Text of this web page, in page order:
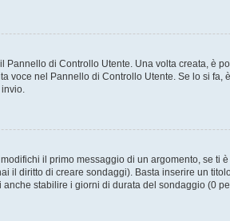
di Controllo Utente. Una volta creata, è
voce nel Pannello di Controllo Utente. Se lo si
il primo messaggio di un argomento, se ti
il diritto di creare sondaggi). Basta inserire un
anche stabilire i giorni di durata del sondaggio (0